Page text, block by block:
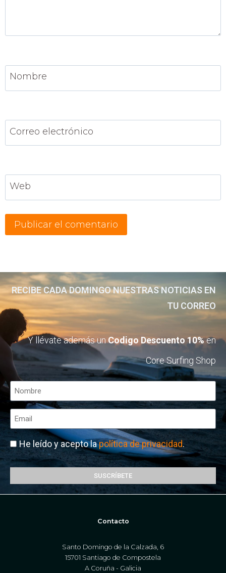
Nombre
Correo electrónico
Web
RECIBE CADA DOMINGO NUESTRAS NOTICIAS EN
TU CORREO
Y llévate además unCodigo Descuento 10%en
Core Surfing Shop
He leído y acepto lapolítica de privacidad.
SUSCRÍBETE
Contacto
Santo Domingo de la Calzada, 6
15701 Santiago de Compostela
A Coruña - Galicia